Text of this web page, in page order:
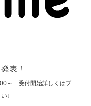
表！
～ 受付開始詳しくはブ
↓